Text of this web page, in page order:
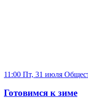
11:00 Пт, 31 июля
Готовимся к зиме